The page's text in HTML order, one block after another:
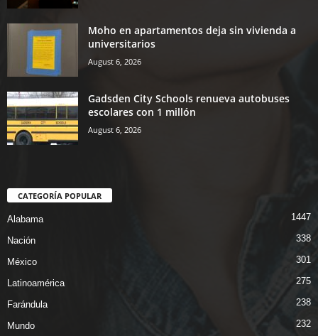
Moho en apartamentos deja sin vivienda a
universitarios
August 6, 2026
Gadsden City Schools renueva autobuses
escolares con 1 millón
August 6, 2026
CATEGORÍA POPULAR
Alabama 1447
Nación 338
México 301
Latinoamérica 275
Farándula 238
Mundo 232